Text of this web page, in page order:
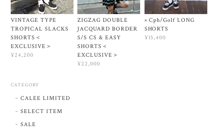
VINTAGE TYPE
TROPICAL SLACKS
SHORTS＜
EXCLUSIVE＞
¥24,200
ZIGZAG DOUBLE
JACQUARD BORDER
S/S CS & EASY
SHORTS＜
EXCLUSIVE＞
¥22,000
× Cph/Golf LONG
SHORTS
¥15,400
CATEGORY
CALEE LIMITED
SELECT ITEM
SALE